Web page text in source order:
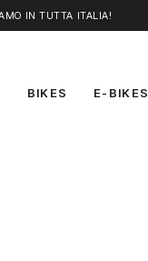
IN TUTTA ITALIA!
BIKES E-BIKES